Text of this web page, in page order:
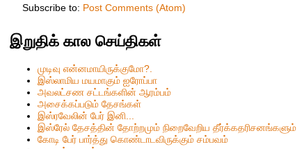
Subscribe to: Post Comments (Atom)
இறுதிக் கால செய்திகள்
முடிவு என்னமாயிருக்குமோ?.
இஸ்லாமிய மயமாகும் ஐரோப்பா
அவலட்சண சட்டங்களின் ஆரம்பம்
அசைக்கப்படும் தேசங்கள்
இஸ்ரவேலின் பேர் இனி...
இஸ்ரேல் தேசத்தின் தோற்றமும் நிறைவேறிய தீர்க்கதரிசனங்களும்
கோடி பேர் பார்த்து கொண்டாடவிருக்கும் சம்பவம்